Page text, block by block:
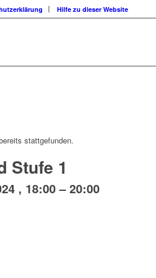
Hilfe zu dieser Website
stattgefunden.
Stufe 1
, 18:00–20:00